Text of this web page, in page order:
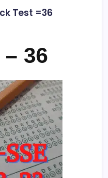
Test =36
36